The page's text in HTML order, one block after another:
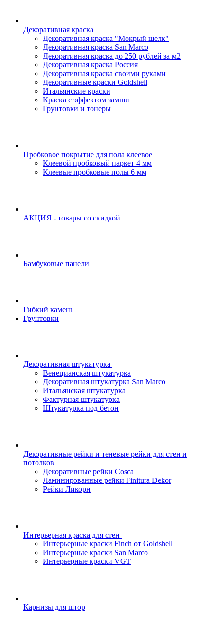
Декоративная краска
Декоративная краска "Мокрый шелк"
Декоративная краска San Marco
Декоративная краска до 250 рублей за м2
Декоративная краска Россия
Декоративная краска своими руками
Декоративные краски Goldshell
Итальянские краски
Краска с эффектом замши
Грунтовки и тонеры
Пробковое покрытие для пола клеевое
Клеевой пробковый паркет 4 мм
Клеевые пробковые полы 6 мм
АКЦИЯ - товары со скидкой
Бамбуковые панели
Гибкий камень
Грунтовки
Декоративная штукатурка
Венецианская штукатурка
Декоративная штукатурка San Marco
Итальянская штукатурка
Фактурная штукатурка
Штукатурка под бетон
Декоративные рейки и теневые рейки для стен и
потолков
Декоративные рейки Cosca
Ламинированные рейки Finitura Dekor
Рейки Ликорн
Интерьерная краска для стен
Интерьерные краски Finch от Goldshell
Интерьерные краски San Marco
Интерьерные краски VGT
Карнизы для штор